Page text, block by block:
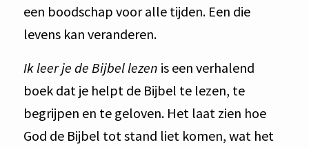
een boodschap voor alle tijden. Een die
levens kan veranderen.
Ik leer je de Bijbel lezen is een verhalend
boek dat je helpt de Bijbel te lezen, te
begrijpen en te geloven. Het laat zien hoe
God de Bijbel tot stand liet komen, wat het